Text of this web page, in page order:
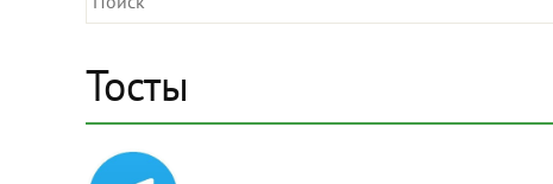
Тосты